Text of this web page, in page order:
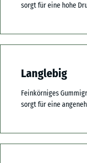
sorgt für eine hohe
Langlebig
Feinkörniges
sorgt für eine